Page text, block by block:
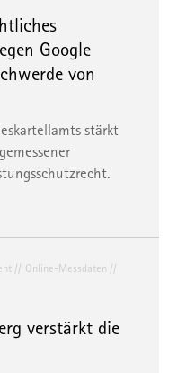
Google
von
stärkt
Online-Messdaten
verstärkt die